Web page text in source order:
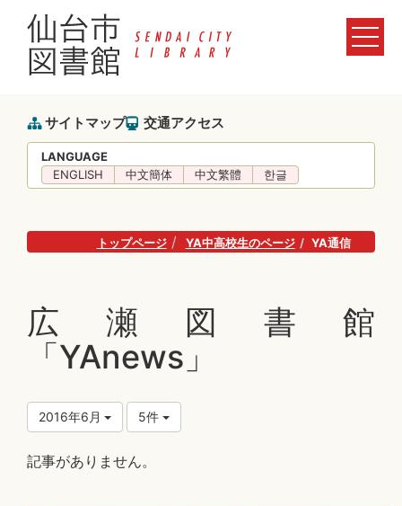
サイトマップ 交通アクセス
LANGUAGE
ENGLISH
中文簡体 中文繁體 한글
トップページ YA中高校生のページ YA通信
広瀬図書館
「YAnews」
2016年6月 5件
記事がありません。